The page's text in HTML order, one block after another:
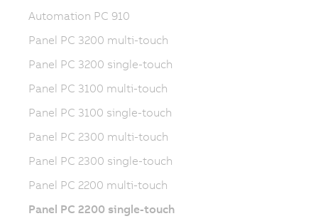
Automation PC 910
Panel PC 3200 multi-touch
Panel PC 3200 single-touch
Panel PC 3100 multi-touch
Panel PC 3100 single-touch
Panel PC 2300 multi-touch
Panel PC 2300 single-touch
Panel PC 2200 multi-touch
Panel PC 2200 single-touch